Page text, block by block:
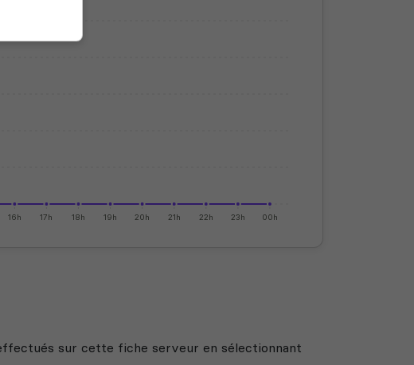
16h 17h 18h 19h 20h 21h 22h 23h 00h
sur cette fiche serveur en sélectionnant